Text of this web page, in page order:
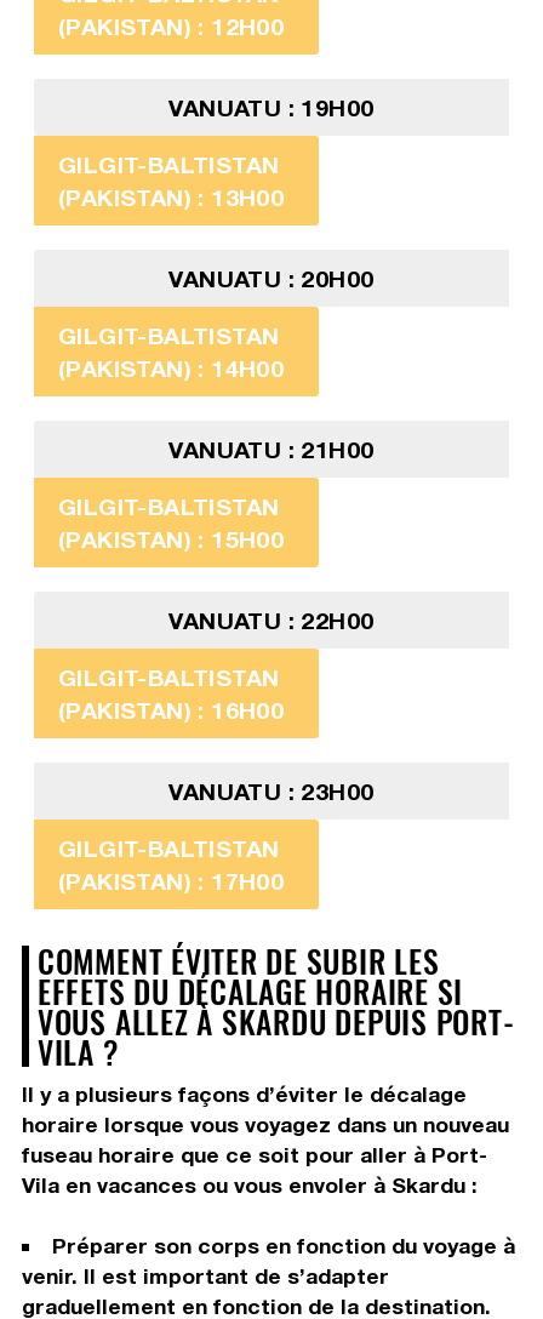
(PAKISTAN) : 12H00
VANUATU : 19H00
GILGIT-BALTISTAN
(PAKISTAN) : 13H00
VANUATU : 20H00
GILGIT-BALTISTAN
(PAKISTAN) : 14H00
VANUATU : 21H00
GILGIT-BALTISTAN
(PAKISTAN) : 15H00
VANUATU : 22H00
GILGIT-BALTISTAN
(PAKISTAN) : 16H00
VANUATU : 23H00
GILGIT-BALTISTAN
(PAKISTAN) : 17H00
COMMENT ÉVITER DE SUBIR LES
EFFETS DU DÉCALAGE HORAIRE SI
VOUS ALLEZ À SKARDU DEPUIS PORT-
VILA ?
Il y a plusieurs façons d’éviter le décalage
horaire lorsque vous voyagez dans un nouveau
fuseau horaire que ce soit pour aller à Port-
Vila en vacances ou vous envoler à Skardu :
Préparer son corps en fonction du voyage à
venir. Il est important de s’adapter
graduellement en fonction de la destination.